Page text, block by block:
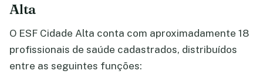
Alta
O ESF Cidade Alta conta com aproximadamente 18
profissionais de saúde cadastrados, distribuídos
entre as seguintes funções: